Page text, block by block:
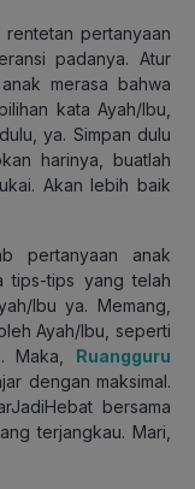
rentetan pertanyaan
padanya. Atur
merasa bahwa
kata Ayah/Ibu,
ya. Simpan dulu
harinya, buatlah
Akan lebih baik
pertanyaan anak
tips-tips yang telah
Ibu ya. Memang,
Ayah/Ibu, seperti
Maka, Ruangguru
dengan maksimal.
bersama
terjangkau. Mari,